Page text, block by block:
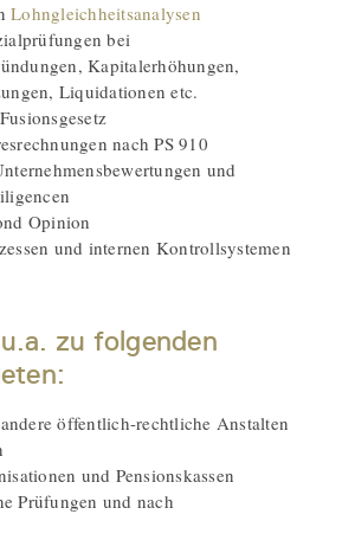
Lohngleichheitsanalysen
bei
Kapitalerhöhungen,
Liquidationen etc.
nach PS 910
und
Opinion
und internen Kontrollsystemen
zu folgenden
öffentlich-rechtliche Anstalten
und Pensionskassen
Prüfungen und nach